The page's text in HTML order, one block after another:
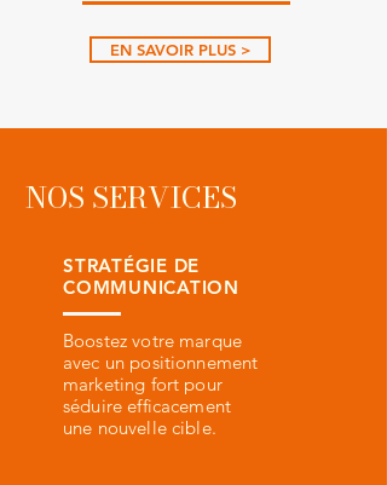
EN SAVOIR PLUS >
NOS SERVICES
STRATÉGIE DE
COMMUNICATION
Boostez votre marque
avec un positionnement
marketing fort pour
séduire efficacement
une nouvelle cible.